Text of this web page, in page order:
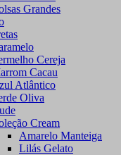
Grandes
Cereja
Cacau
Atlântico
Oliva
Cream
Amarelo Manteiga
Lilás Gelato